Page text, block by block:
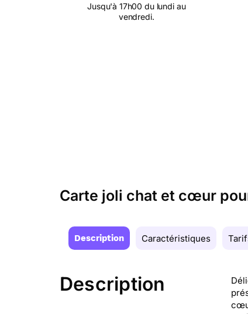
Jusqu'à 17h00 du lundi au
vendredi.
Carte joli chat et cœur
Description Caractéristiques
Description